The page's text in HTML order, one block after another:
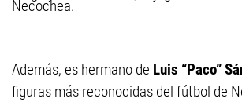
Necochea.
Además, es hermano de Luis “Paco”
figuras más reconocidas del fútbol de